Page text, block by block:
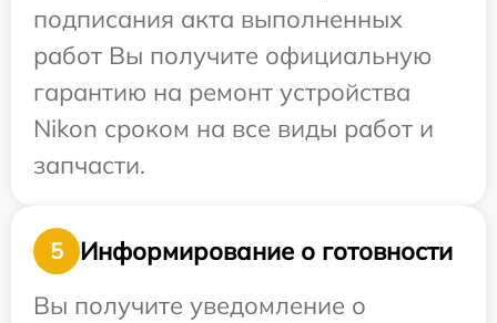
подписания акта выполненных
работ Вы получите официальную
гарантию на ремонт устройства
Nikon сроком на все виды работ и
запчасти.
5
Информирование о готовности
Вы получите уведомление о